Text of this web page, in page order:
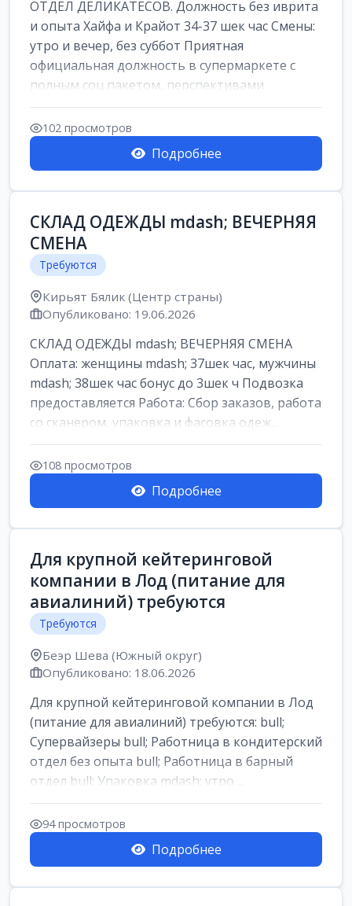
ОТДЕЛ ДЕЛИКАТЕСОВ. Должность без иврита
и опыта Хайфа и Крайот 34-37 шек час Смены:
утро и вечер, без суббот Приятная
официальная должность в супермаркете с
полным соц.пакетом, перспективами
карьерног...
102 просмотров
Подробнее
СКЛАД ОДЕЖДЫ mdash; ВЕЧЕРНЯЯ
СМЕНА
Требуются
Кирьят Бялик (Центр страны)
Опубликовано: 19.06.2026
СКЛАД ОДЕЖДЫ mdash; ВЕЧЕРНЯЯ СМЕНА
Оплата: женщины mdash; 37шек час, мужчины
mdash; 38шек час бонус до 3шек ч Подвозка
предоставляется Работа: Сбор заказов, работа
со сканером, упаковка и фасовка одеж...
108 просмотров
Подробнее
Для крупной кейтеринговой
компании в Лод (питание для
авиалиний) требуются
Требуются
Беэр Шева (Южный округ)
Опубликовано: 18.06.2026
Для крупной кейтеринговой компании в Лод
(питание для авиалиний) требуются: bull;
Супервайзеры bull; Работница в кондитерский
отдел без опыта bull; Работница в барный
отдел bull; Упаковка mdash; утро ...
94 просмотров
Подробнее